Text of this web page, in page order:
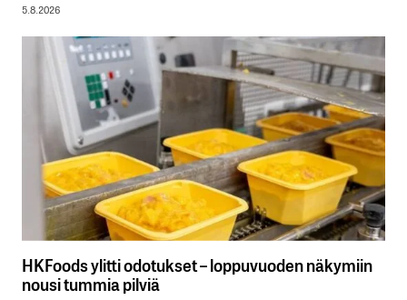
5.8.2026
HKFoods ylitti odotukset – loppuvuoden näkymiin
nousi tummia pilviä